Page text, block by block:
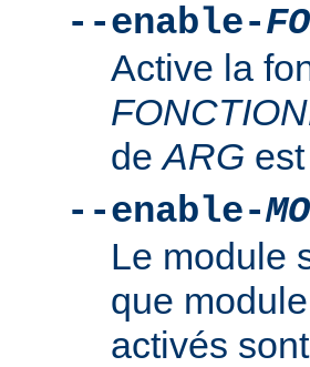
--enable-
Active la
deARG est
--enable-
Le module
que
activés